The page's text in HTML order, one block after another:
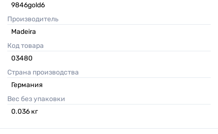
9846gold6
Производитель
Madeira
Код товара
03480
Страна производства
Германия
Вес без упаковки
0.036 кг